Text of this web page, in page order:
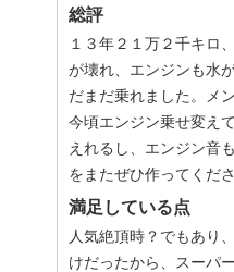
総評
１３年２１万２千キロ
が壊れ、エンジンも水
だまだ乗れました。メ
今頃エンジン乗せ変え
えれるし、エンジン音
をまたぜひ作ってくだ
満足している点
人気絶頂時？でもあり
けだったから、スーパ